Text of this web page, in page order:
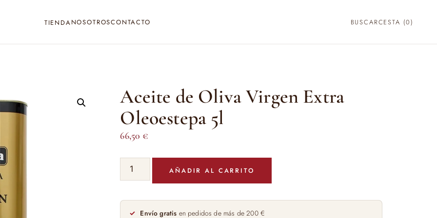
TIENDANOSOTROSCONTACTO BUSCARCESTA (0)
Aceite de Oliva Virgen Extra
Oleoestepa 5l
66,50 €
Aceite
Virgen
Extra
AÑADIR AL CARRITO
Envío gratis en pedidos de más de 200 €